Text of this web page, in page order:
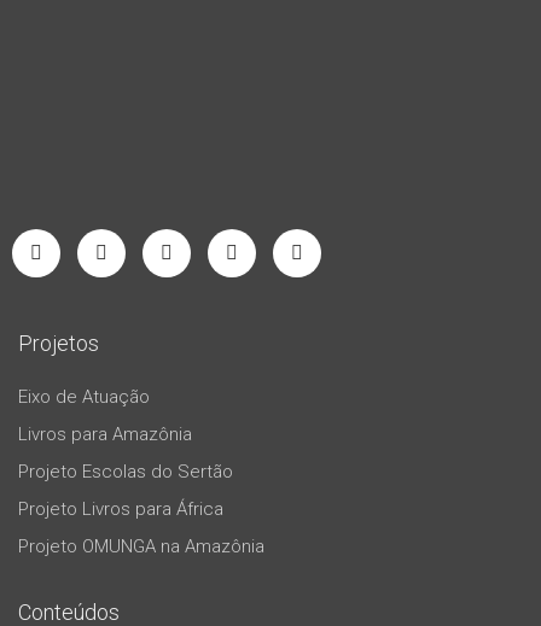
Projetos
Eixo de Atuação
Livros para Amazônia
Projeto Escolas do Sertão
Projeto Livros para África
Projeto OMUNGA na Amazônia
Conteúdos